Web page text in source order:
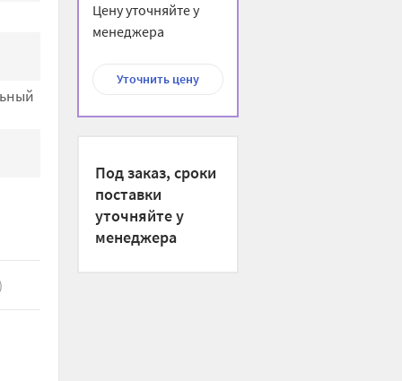
Цену уточняйте у
менеджера
Уточнить цену
Под заказ, сроки
поставки
уточняйте у
менеджера